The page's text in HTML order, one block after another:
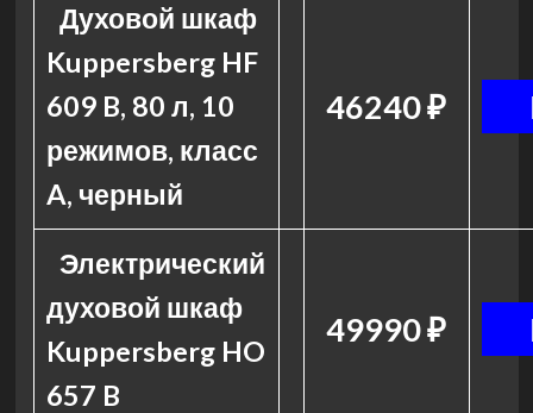
Духовой шкаф
Kuppersberg HF
609 B, 80 л, 10
режимов, класс
A, черный
46240 ₽
Электрический
духовой шкаф
Kuppersberg HO
657 B
49990 ₽